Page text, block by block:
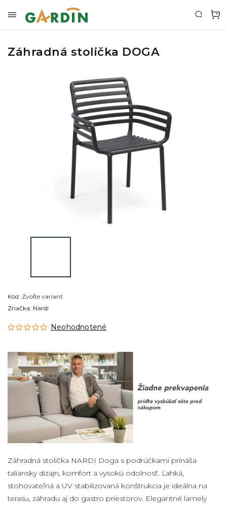
Záhradná stolička DOGA
Kód: Zvoľte variant
Neohodnotené
Záhradná stolička NARDI Doga s podrúčkami prináša
taliansky dizajn, komfort a vysokú odolnosť. Ľahká,
stohovateľná a UV stabilizovaná konštrukcia je ideálna na
terasu, záhradu aj do gastro priestorov. Elegantné lamely
Značka: Nardi